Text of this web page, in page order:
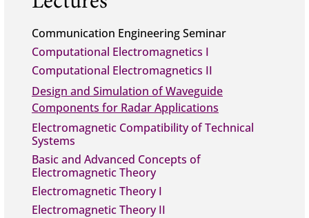
Communication Engineering Seminar
Computational Electromagnetics I
Computational Electromagnetics II
Design and Simulation of Waveguide
Components for Radar Applications
Electromagnetic Compatibility of Technical
Systems
Basic and Advanced Concepts of
Electromagnetic Theory
Electromagnetic Theory I
Electromagnetic Theory II